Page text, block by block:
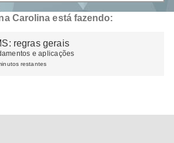
Carolina está fazendo:
regras gerais
e aplicações
restantes